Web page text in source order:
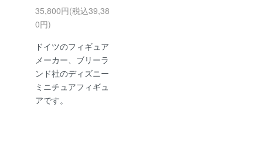
35,800円(税込39,38
0円)
ドイツのフィギュア
メーカー、ブリーラ
ンド社のディズニー
ミニチュアフィギュ
アです。